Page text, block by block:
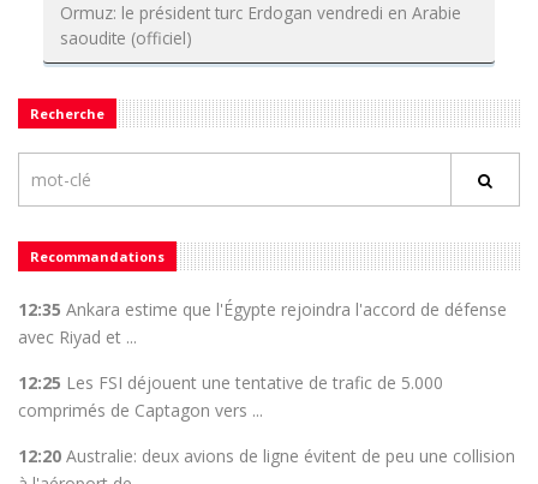
Ormuz: le président turc Erdogan vendredi en Arabie
saoudite (officiel)
Recherche
Recommandations
12:35 Ankara estime que l'Égypte rejoindra l'accord de défense
avec Riyad et ...
12:25 Les FSI déjouent une tentative de trafic de 5.000
comprimés de Captagon vers ...
12:20 Australie: deux avions de ligne évitent de peu une collision